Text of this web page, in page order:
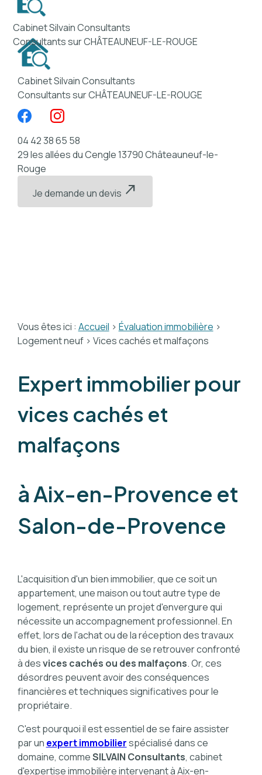
Cabinet Silvain Consultants
Consultants sur CHÂTEAUNEUF-LE-ROUGE
Cabinet Silvain Consultants
Consultants sur CHÂTEAUNEUF-LE-ROUGE
04 42 38 65 58
29 les allées du Cengle13790 Châteauneuf-le-
Rouge
Je demande un devis north_east
Vous êtes ici : Accueil > Évaluation immobilière >
Logement neuf> Vices cachés et malfaçons
Expert immobilier pour
vices cachés et
malfaçons
à Aix-en-Provence et
Salon-de-Provence
L'acquisition d'un bien immobilier, que ce soit un
appartement, une maison ou tout autre type de
logement, représente un projet d'envergure qui
nécessite un accompagnement professionnel. En
effet, lors de l'achat ou de la réception des travaux
du bien, il existe un risque de se retrouver confronté
à desvices cachés ou des malfaçons. Or, ces
désordres peuvent avoir des conséquences
financières et techniques significatives pour le
propriétaire.
C'est pourquoi il est essentiel de se faire assister
par un expert immobilierspécialisé dans ce
domaine, commeSILVAIN Consultants, cabinet
d'expertise immobilière intervenant à Aix-en-
Panneau de gestion des cookies